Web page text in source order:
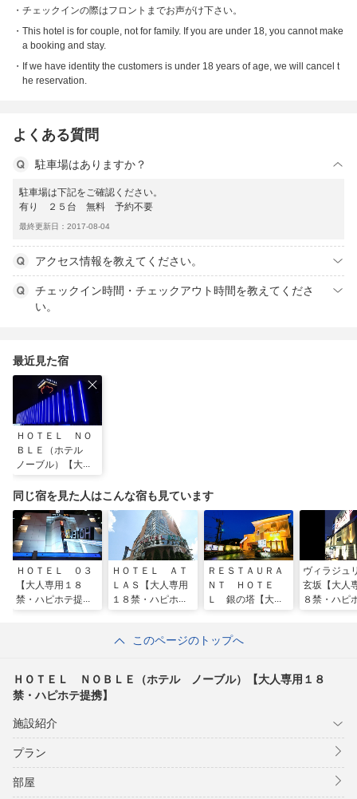
チェックインの際はフロントまでお声がけ下さい。
This hotel is for couple, not for family. If you are under 18, you cannot make
a booking and stay.
If we have identity the customers is under 18 years of age, we will cancel t
he reservation.
よくある質問
駐車場はありますか？
駐車場は下記をご確認ください。
有り ２５台 無料 予約不要
最終更新日：2017-08-04
アクセス情報を教えてください。
チェックイン時間・チェックアウト時間を教えてくださ
い。
最近見た宿
ＨＯＴＥＬ ＮＯ
ＢＬＥ（ホテル
ノーブル）【大人
ホテ提携】
同じ宿を見た人はこんな宿も見ています
ＨＯＴＥＬ ０３
【大人専用１８
禁・ハピホテ提
ＨＯＴＥＬ ＡＴ
ＬＡＳ【大人専用
１８禁・ハピホテ
ＲＥＳＴＡＵＲＡ
ＮＴ ＨＯＴＥ
Ｌ 銀の塔【大人
ヴィラジュ
玄坂【大人
８禁・ハピ
このページのトップへ
ＨＯＴＥＬ ＮＯＢＬＥ（ホテル ノーブル）【大人専用１８
禁・ハピホテ提携】
施設紹介
プラン
部屋